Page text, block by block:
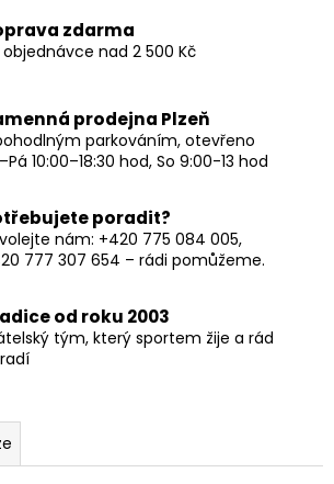
zdarma
objednávce nad 2 500 Kč
prodejna Plzeň
parkováním, otevřeno
10:00–18:30 hod, So 9:00-13 hod
poradit?
nám: +420 775 084 005,
777 307 654 – rádi pomůžeme.
od roku 2003
tým, který sportem žije a rád